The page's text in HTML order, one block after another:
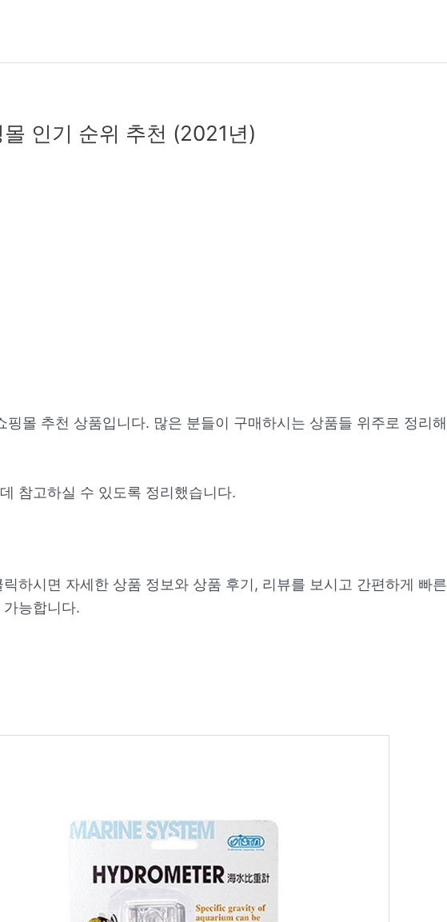
인기 순위 추천 (2021년)
핑몰 추천 상품입니다. 많은 분들이 구매하시는 상품들 위주로 정리해
참고하실 수 있도록 정리했습니다.
하시면 자세한 상품 정보와 상품 후기, 리뷰를 보시고 간편하게 빠른
능합니다.